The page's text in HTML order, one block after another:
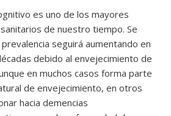
es uno de los mayores
de nuestro tiempo. Se
seguirá aumentando en
debido al envejecimiento de
en muchos casos forma parte
de envejecimiento, en otros
hacia demencias